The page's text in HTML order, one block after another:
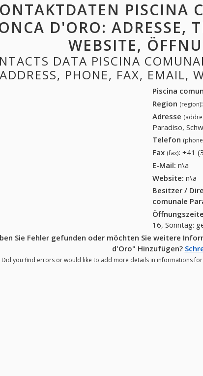
PISCINA
D'ORO: ADRESSE,
WEBSITE,
DATA PISCINA
ADDRESS, PHONE, FAX, EMAIL,
Piscina
Region (region):
Adresse
Paradiso,
Telefon
Fax (fax): +41
E-Mail: n\a
Website: n\a
Besitzer /
comunale
16, Sonntag:
Sie Fehler gefunden oder möchten Sie weitere
d'Oro" Hinzufügen?
Did you find errors or would like to add more details in informations